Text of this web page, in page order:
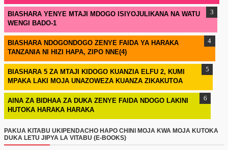
BIASHARA YENYE MTAJI MDOGO ISIYOJULIKANA NA WATU
WENGI BADO-1
BIASHARA NDOGONDOGO ZENYE FAIDA YA HARAKA
TANZANIA NI HIZI HAPA, ZIPO NNE(4)
BIASHARA 5 ZA MTAJI KIDOGO KUANZIA ELFU 2, KUMI
MPAKA LAKI MOJA UNAZOWEZA KUANZA ZIKAKUTOA
AINA ZA BIDHAA ZA DUKA ZENYE FAIDA NDOGO LAKINI
HUTOKA HARAKA HARAKA
PAKUA KITABU UKIPENDACHO HAPO CHINI MOJA KWA MOJA KUTOKA
DUKA LETU JIPYA LA VITABU (E-BOOKS)